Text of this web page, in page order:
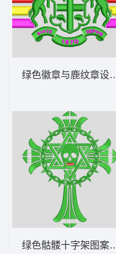
绿色徽章与鹿纹章设
绿色骷髅十字架图案